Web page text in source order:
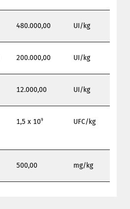
480.000,00 UI/kg
200.000,00 UI/kg
12.000,00 UI/kg
1,5 x 109 UFC/kg
500,00 mg/kg